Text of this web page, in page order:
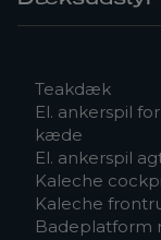
Teakdæk
El. ankerspil
kæde
El. ankerspil
Kaleche
Kaleche
Badeplatform